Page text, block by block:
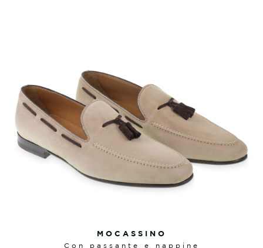
MOCASSINO
con passante e nappine